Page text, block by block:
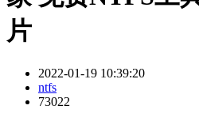
片
2022-01-19 10:39:20
ntfs
73022